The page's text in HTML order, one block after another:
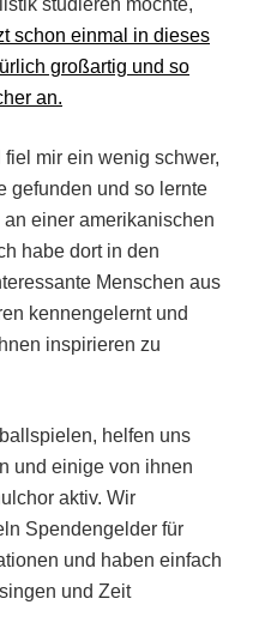
studieren möchte,
schon einmal in dieses
großartig und so
an.
mir ein wenig schwer,
gefunden und so lernte
einer amerikanischen
habe dort in den
Menschen aus
kennengelernt und
inspirieren zu
helfen uns
und einige von ihnen
aktiv. Wir
Spendengelder für
und haben einfach
und Zeit